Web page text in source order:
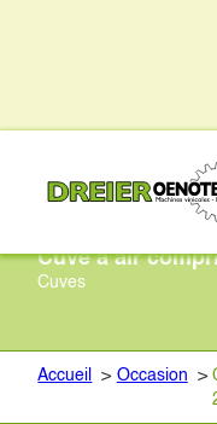
Cuve à air
Cuves
Accueil > Occasion >